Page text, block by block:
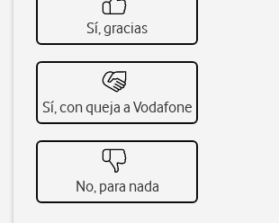
Sí, gracias
Sí, con queja a Vodafone
No, para nada